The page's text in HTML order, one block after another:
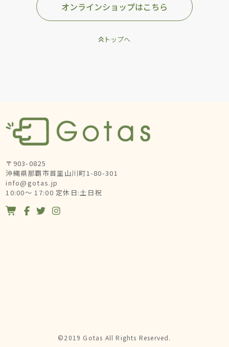
オンラインショップはこちら
トップへ
〒903-0825
沖縄県那覇市首里山川町1-80-301
info@gotas.jp
10:00～ 17:00 定休日:土日祝
   
©2019 Gotas All Rights Reserved.